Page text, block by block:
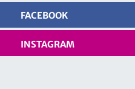
FACEBOOK
INSTAGRAM